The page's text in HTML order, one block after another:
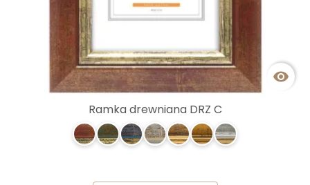

Ramka drewniana DRZ C